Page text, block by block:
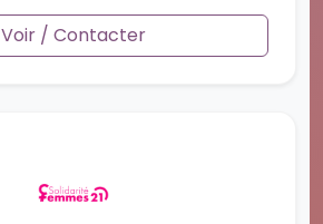
Voir / Contacter